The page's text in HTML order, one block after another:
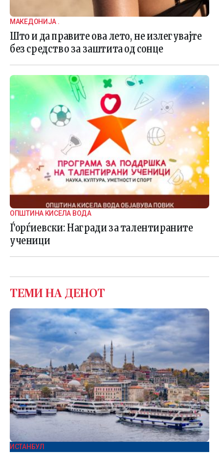
МАКЕДОНИЈА .
Што и да правите ова лето, не излегувајте
без средство за заштита од сонце
ОПШТИНА КИСЕЛА ВОДА
Ѓорѓиевски: Награди за талентираните
ученици
ТЕМИ НА ДЕНОТ
ИСТАНБУЛ